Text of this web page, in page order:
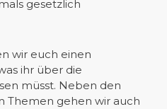
gesetzlich
wir euch einen
ihr über die
müsst. Neben den
Themen gehen wir auch